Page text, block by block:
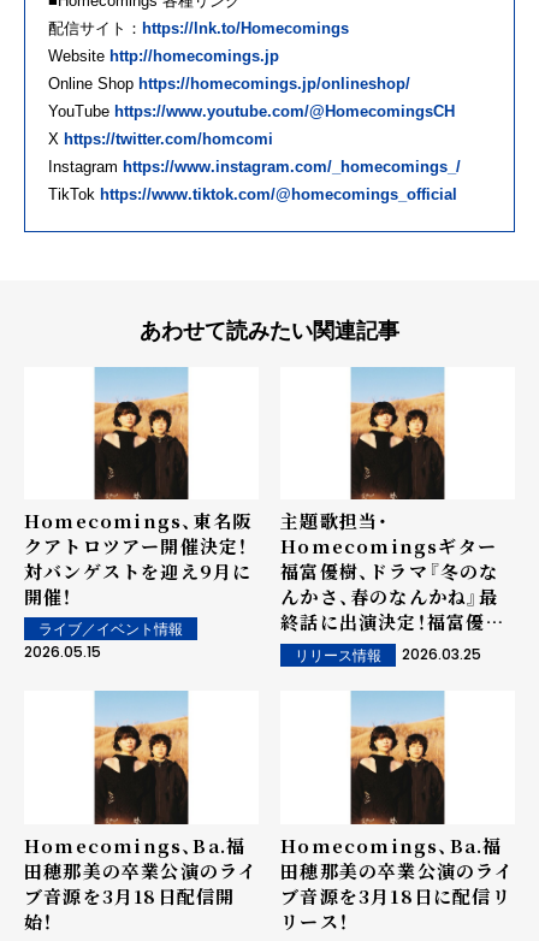
配信サイト： https://lnk.to/Homecomings
Website http://homecomings.jp
Online Shop https://homecomings.jp/onlineshop/
YouTube https://www.youtube.com/@HomecomingsCH
X https://twitter.com/homcomi
Instagram https://www.instagram.com/_homecomings_/
TikTok https://www.tiktok.com/@homecomings_official
あわせて読みたい関連記事
Homecomings、東名阪
クアトロツアー開催決定！
対バンゲストを迎え9月に
開催！
ライブ／イベント情報
2026.05.15
主題歌担当・
Homecomingsギター
福富優樹、ドラマ『冬のな
んかさ、春のなんかね』最
終話に出演決定！福富優樹
「作品に向き合っている空
気感に背中を押してもらい
リリース情報 2026.03.25
Homecomings、Ba.福
田穂那美の卒業公演のライ
ブ音源を3月18日配信開
始！
Homecomings、Ba.福
田穂那美の卒業公演のライ
ブ音源を3月18日に配信リ
リース！